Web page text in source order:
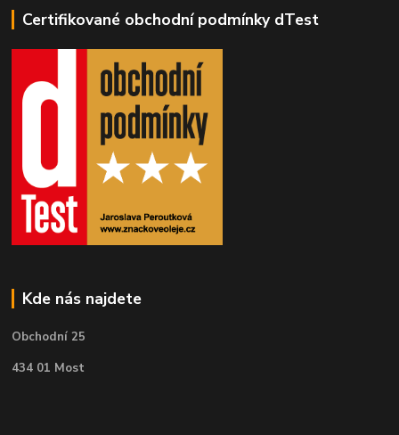
Certifikované obchodní podmínky dTest
Kde nás najdete
Obchodní 25
434 01 Most